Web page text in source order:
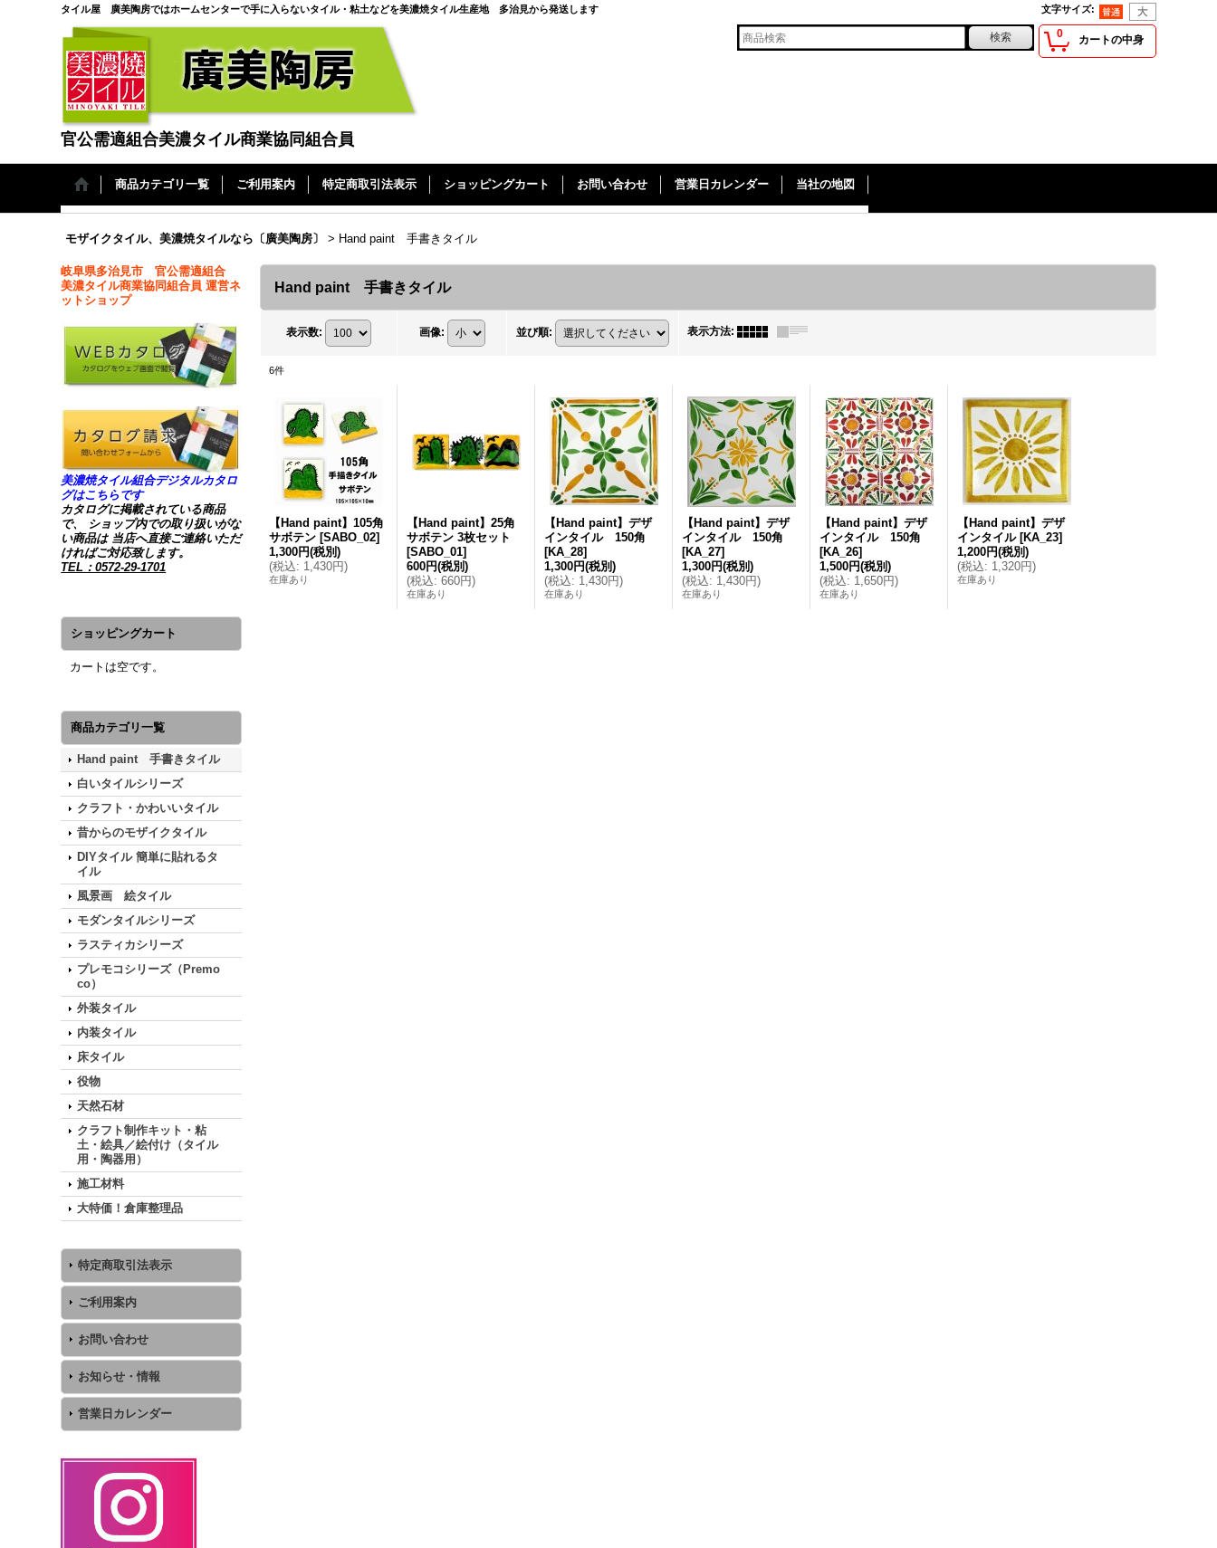
タイル屋 廣美陶房ではホームセンターで手に入らないタイル・粘土などを美濃焼タイル生産地 多治見から発送します 文字サイズ:
官公需適組合美濃タイル商業協同組合員
0 カートの中身
商品カテゴリ一覧 ご利用案内 特定商取引法表示 ショッピングカート お問い合わせ 営業日カレンダー 当社の地図
モザイクタイル、美濃焼タイルなら〔廣美陶房〕 > Hand paint 手書きタイル
岐阜県多治見市 官公需適組合
美濃タイル商業協同組合員 運営ネ
ットショップ
美濃焼タイル組合デジタルカタロ
グはこちらです
カタログに掲載されている商品
で、 ショップ内での取り扱いがな
い商品は 当店へ直接ご連絡いただ
ければご対応致します。
TEL：0572-29-1701
ショッピングカート
カートは空です。
商品カテゴリ一覧
Hand paint 手書きタイル
白いタイルシリーズ
クラフト・かわいいタイル
昔からのモザイクタイル
DIYタイル 簡単に貼れるタ
イル
風景画 絵タイル
モダンタイルシリーズ
ラスティカシリーズ
プレモコシリーズ（Premo
co）
外装タイル
内装タイル
床タイル
役物
天然石材
クラフト制作キット・粘
土・絵具／絵付け（タイル
用・陶器用）
施工材料
大特価！倉庫整理品
特定商取引法表示
ご利用案内
お問い合わせ
お知らせ・情報
営業日カレンダー
Hand paint 手書きタイル
表示数: 画像: 並び順: 表示方法:
6件
【Hand paint】105角
サボテン [SABO_02]
1,300円(税別)
(税込: 1,430円)
在庫あり
【Hand paint】25角
サボテン 3枚セット
[SABO_01]
600円(税別)
(税込: 660円)
在庫あり
【Hand paint】デザ
インタイル 150角
[KA_28]
1,300円(税別)
(税込: 1,430円)
在庫あり
【Hand paint】デザ
インタイル 150角
[KA_27]
1,300円(税別)
(税込: 1,430円)
在庫あり
【Hand paint】デザ
インタイル 150角
[KA_26]
1,500円(税別)
(税込: 1,650円)
在庫あり
【Hand paint】デザ
インタイル [KA_23]
1,200円(税別)
(税込: 1,320円)
在庫あり